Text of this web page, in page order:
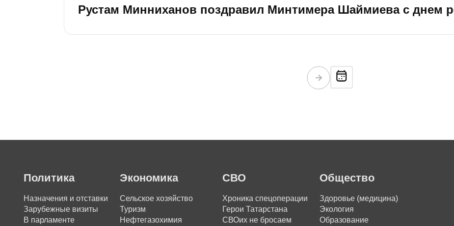
Рустам Минниханов поздравил Минтимера Шаймиева с днем
Политика
Назначения и отставки
Зарубежные визиты
В парламенте
Экономика
Сельское хозяйство
Туризм
Нефтегазохимия
СВО
Хроника спецоперации
Герои Татарстана
СВОих не бросаем
Общество
Здоровье (медицина)
Экология
Образование